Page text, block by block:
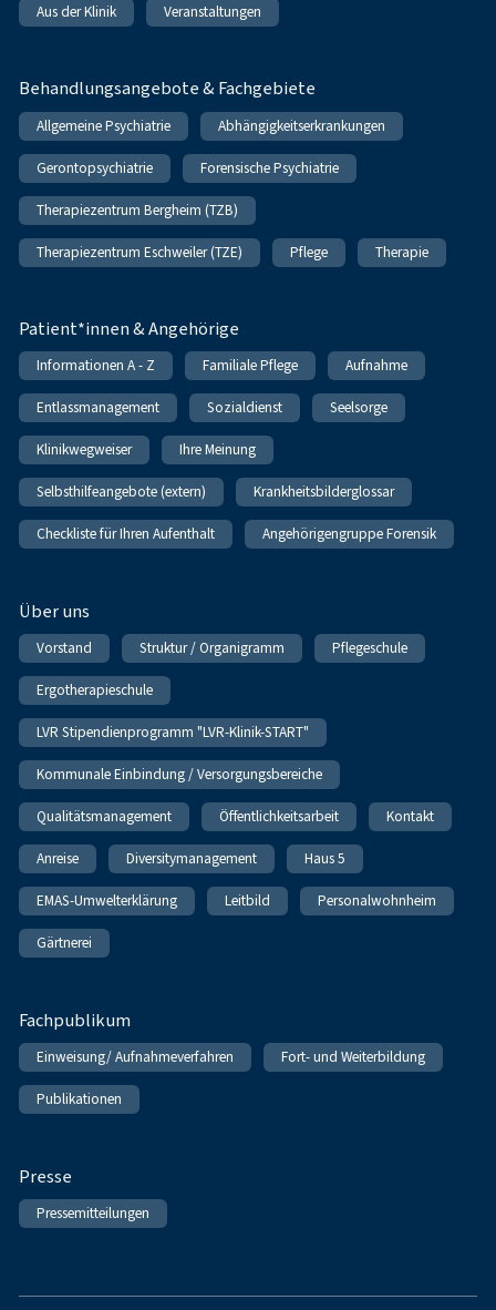
Aus der Klinik Veranstaltungen
Behandlungsangebote & Fachgebiete
Allgemeine Psychiatrie Abhängigkeitserkrankungen
Gerontopsychiatrie Forensische Psychiatrie
Therapiezentrum Bergheim (TZB)
Therapiezentrum Eschweiler (TZE) Pflege Therapie
Patient*innen & Angehörige
Informationen A - Z Familiale Pflege Aufnahme
Entlassmanagement Sozialdienst Seelsorge
Klinikwegweiser Ihre Meinung
Selbsthilfeangebote (extern) Krankheitsbilderglossar
Checkliste für Ihren Aufenthalt Angehörigengruppe Forensik
Über uns
Vorstand Struktur / Organigramm Pflegeschule
Ergotherapieschule
LVR Stipendienprogramm "LVR-Klinik-START"
Kommunale Einbindung / Versorgungsbereiche
Qualitätsmanagement Öffentlichkeitsarbeit Kontakt
Anreise Diversitymanagement Haus 5
EMAS-Umwelterklärung Leitbild Personalwohnheim
Gärtnerei
Fachpublikum
Einweisung/ Aufnahmeverfahren Fort- und Weiterbildung
Publikationen
Presse
Pressemitteilungen